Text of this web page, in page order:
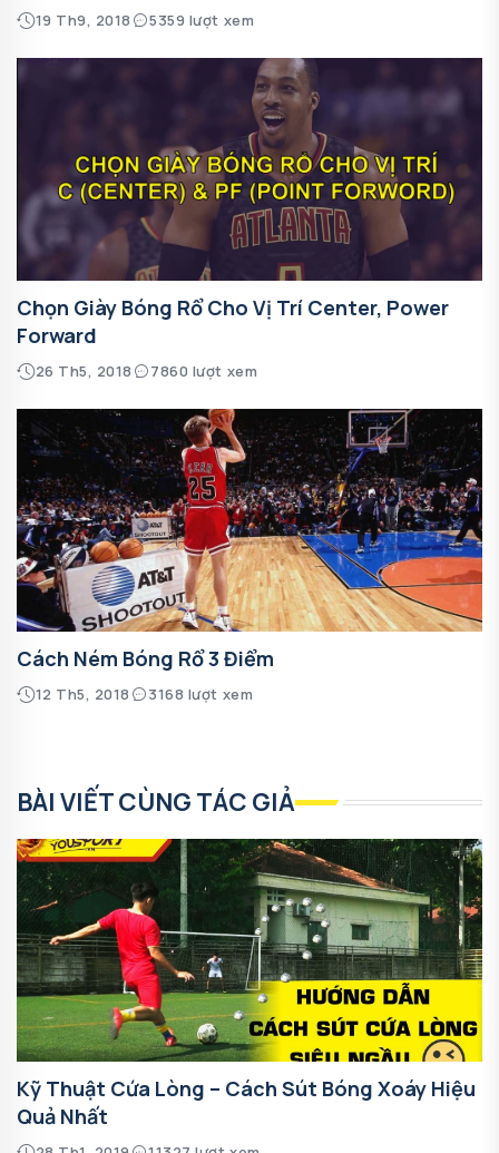
19 Th9, 2018 5359 lượt xem
Chọn Giày Bóng Rổ Cho Vị Trí Center, Power
Forward
26 Th5, 2018 7860 lượt xem
Cách Ném Bóng Rổ 3 Điểm
12 Th5, 2018 3168 lượt xem
BÀI VIẾT CÙNG TÁC GIẢ
Kỹ Thuật Cứa Lòng – Cách Sút Bóng Xoáy Hiệu
Quả Nhất